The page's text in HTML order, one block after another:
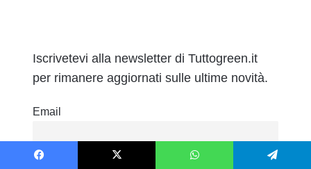
Iscrivetevi alla newsletter di Tuttogreen.it
per rimanere aggiornati sulle ultime novità.
Email